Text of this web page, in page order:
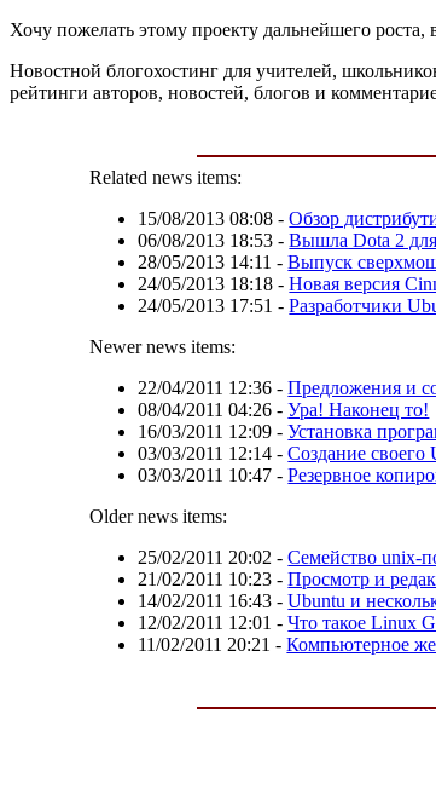
Хочу пожелать этому проекту дальнейшего роста,
Новостной блогохостинг для учителей,
рейтинги авторов, новостей, блогов и
Related news items:
15/08/2013 08:08 -Обзор
06/08/2013 18:53 -Вышла Dota 2
28/05/2013 14:11 -Выпуск
24/05/2013 18:18 -Новая версия
24/05/2013 17:51 -Разработчики
Newer news items:
22/04/2011 12:36 -Предложения и
08/04/2011 04:26 -Ура! Наконец то!
16/03/2011 12:09 -Установка
03/03/2011 12:14 -Создание
03/03/2011 10:47 -Резервное
Older news items:
25/02/2011 20:02 -Семейство unix-
21/02/2011 10:23 -Просмотр и
14/02/2011 16:43 -Ubuntu и
12/02/2011 12:01 -Что такое Linux
11/02/2011 20:21 -Компьютерное